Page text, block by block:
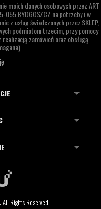
moich danych osobowych przezART
055 BYDGOSZCZ na potrzeby i w
z usług świadczonych przez SKLEP,
podmiotom trzecim, przy pomocy
realizacją zamówień oraz obsługą
All Rights Reserved